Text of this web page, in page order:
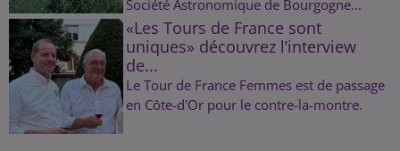
Société Astronomique de Bourgogne...
«Les Tours de France sont
uniques» découvrez l’interview
de...
Le Tour de France Femmes est de passage
en Côte-d'Or pour le contre-la-montre.